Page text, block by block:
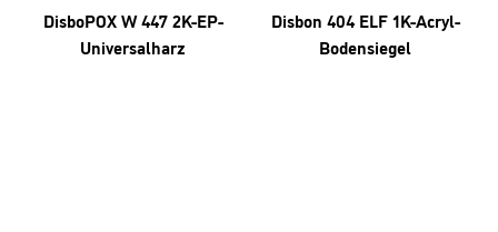
DisboPOX W 447 2K-EP-
Universalharz
Disbon 404 ELF 1K-Acryl-
Bodensiegel